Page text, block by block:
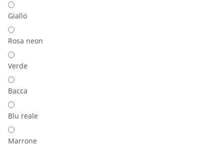
Giallo
Rosa neon
Verde
Bacca
Blu reale
Marrone